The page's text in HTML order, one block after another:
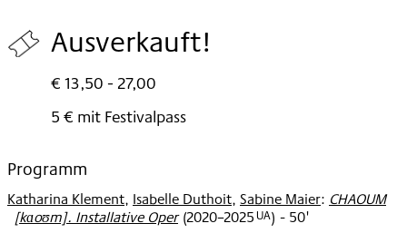
Ausverkauft!
€ 13,50 - 27,00
5 € mit Festivalpass
Programm
Katharina Klement, Isabelle Duthoit, Sabine Maier: CHAOUM
[kɑoʊm]. Installative Oper (2020–2025 UA) - 50'